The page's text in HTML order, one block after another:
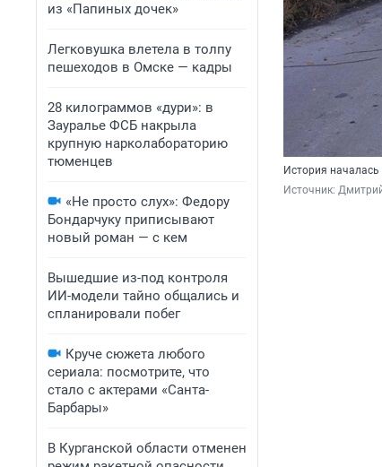
из «Папиных дочек»
Легковушка влетела в толпу
пешеходов в Омске — кадры
28 килограммов «дури»: в
Зауралье ФСБ накрыла
крупную нарколабораторию
тюменцев
«Не просто слух»: Федору
Бондарчуку приписывают
новый роман — с кем
Вышедшие из-под контроля
ИИ-модели тайно общались и
спланировали побег
Круче сюжета любого
сериала: посмотрите, что
стало с актерами «Санта-
Барбары»
В Курганской области отменен
История
Источник: